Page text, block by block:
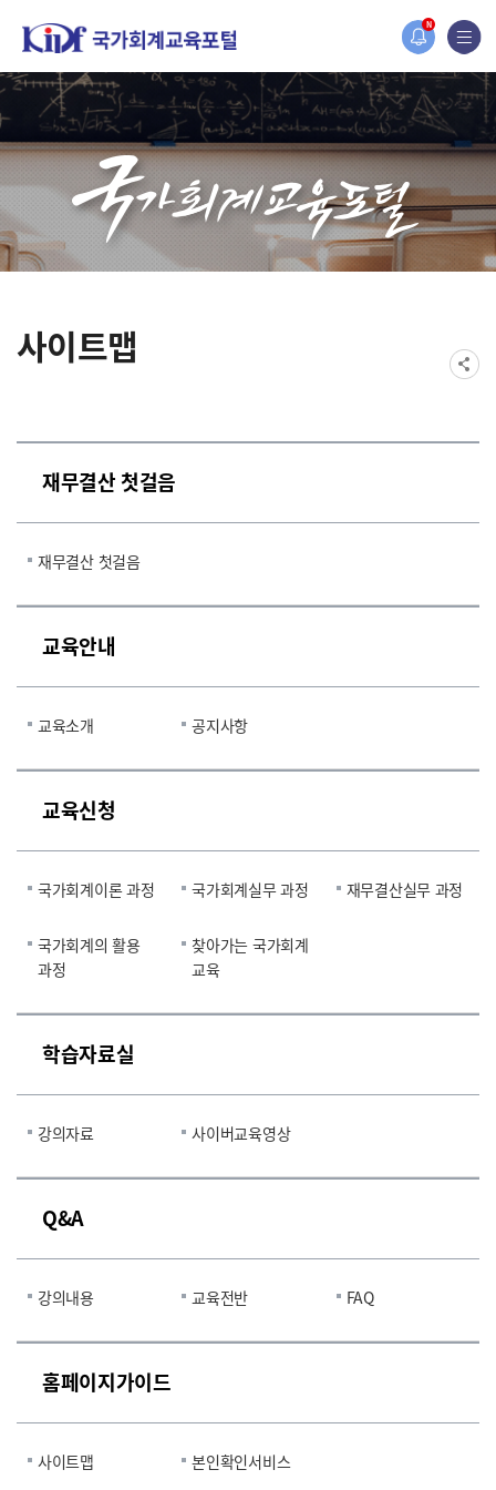
N
홈페이지가 새롭게 개편되었습니다.
한국조세재정연구원홈페이지가 새롭게 개설되었습니다.
사이트맵
재무결산 첫걸음
재무결산 첫걸음
교육안내
교육소개 공지사항
교육신청
국가회계이론 과정 국가회계실무 과정 재무결산실무 과정
국가회계의 활용
과정
찾아가는 국가회계
교육
학습자료실
강의자료 사이버교육영상
Q&A
강의내용 교육전반 FAQ
홈페이지가이드
사이트맵 본인확인서비스